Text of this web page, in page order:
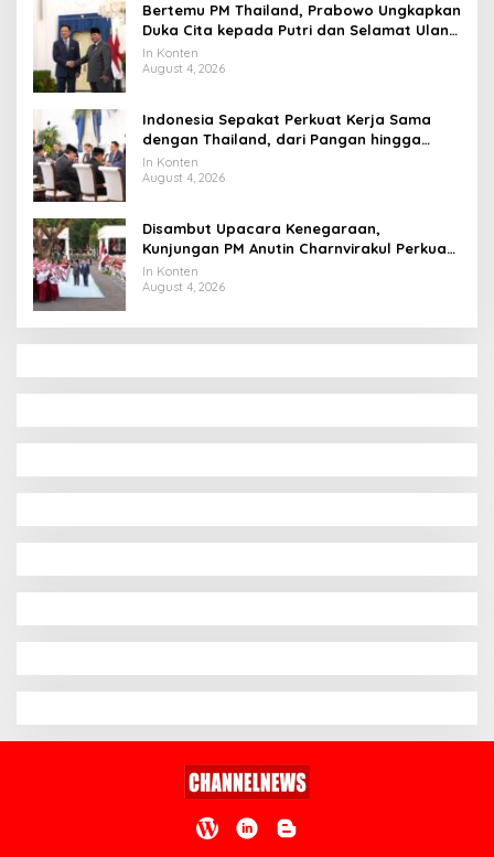
Bertemu PM Thailand, Prabowo Ungkapkan
Duka Cita kepada Putri dan Selamat Ulang
Tahun ke Raja Thailand
In Konten
August 4, 2026
Indonesia Sepakat Perkuat Kerja Sama
dengan Thailand, dari Pangan hingga
Ekonomi Digital
In Konten
August 4, 2026
Disambut Upacara Kenegaraan,
Kunjungan PM Anutin Charnvirakul Perkuat
Hubungan Indonesia-Thailand
In Konten
August 4, 2026